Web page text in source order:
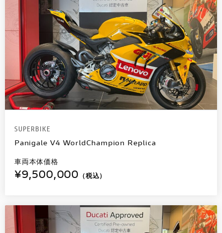
SUPERBIKE
Panigale V4 WorldChampion Replica
車両本体価格
¥9,500,000 （税込）